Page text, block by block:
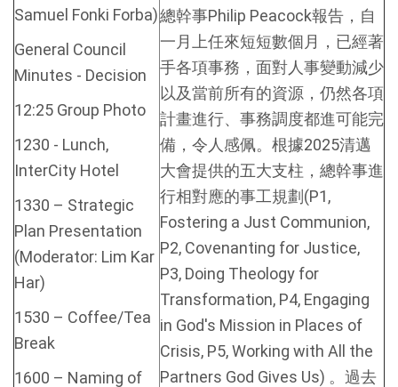
Samuel Fonki Forba)
General Council
Minutes - Decision
12:25 Group Photo
1230 - Lunch,
InterCity Hotel
1330 – Strategic
Plan Presentation
(Moderator: Lim Kar
Har)
1530 – Coffee/Tea
Break
1600 – Naming of
總幹事Philip Peacock報告，自
一月上任來短短數個月，已經著
手各項事務，面對人事變動減少
以及當前所有的資源，仍然各項
計畫進行、事務調度都進可能完
備，令人感佩。根據2025清邁
大會提供的五大支柱，總幹事進
行相對應的事工規劃(P1,
Fostering a Just Communion,
P2, Covenanting for Justice,
P3, Doing Theology for
Transformation, P4, Engaging
in God's Mission in Places of
Crisis, P5, Working with All the
Partners God Gives Us) 。過去